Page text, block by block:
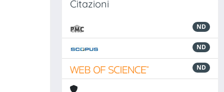
Citazioni
ND
ND
ND